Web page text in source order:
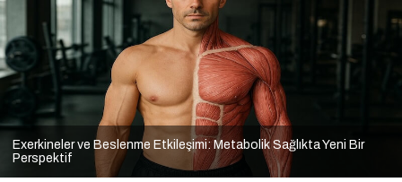
Exerkineler ve Beslenme Etkileşimi: Metabolik Sağlıkta Yeni Bir
Perspektif